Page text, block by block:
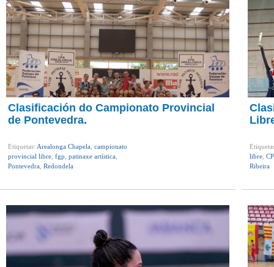
Clasificación do Campionato Provincial
de Pontevedra.
Etiquetas: Arealonga Chapela campionato
provincial libre fgp patinaxe artística
Pontevedra Redondela
libre
Ribeira